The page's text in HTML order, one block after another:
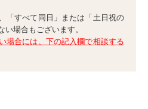
「すべて同日」または「土日祝の
場合もございます。
場合には、下の記入欄で相談する